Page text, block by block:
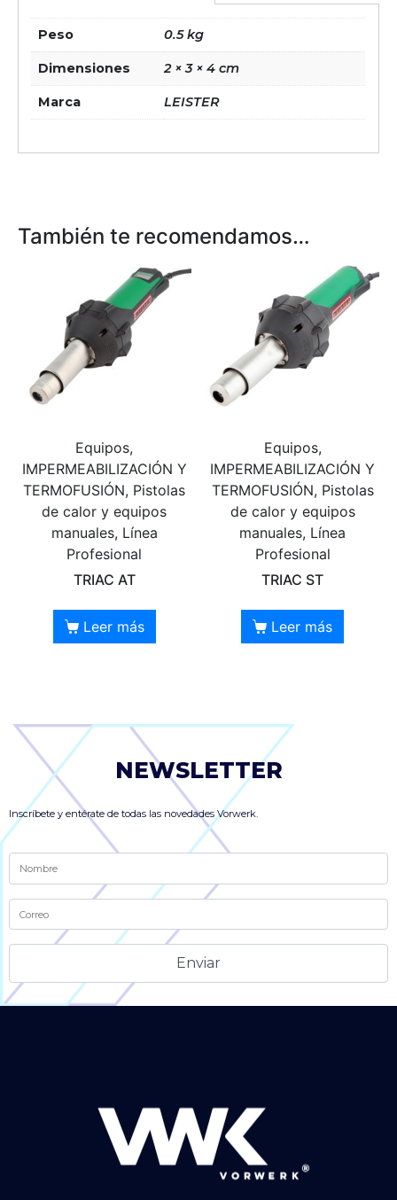
Peso 0.5 kg
Dimensiones 2 × 3 × 4 cm
Marca LEISTER
También te recomendamos…
Equipos,
IMPERMEABILIZACIÓN Y
TERMOFUSIÓN, Pistolas
de calor y equipos
manuales, Línea
Profesional
TRIAC AT
Leer más
Equipos,
IMPERMEABILIZACIÓN Y
TERMOFUSIÓN, Pistolas
de calor y equipos
manuales, Línea
Profesional
TRIAC ST
Leer más
NEWSLETTER
Inscríbete y entérate de todas las novedades Vorwerk.
Alternative: